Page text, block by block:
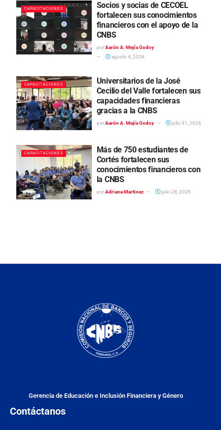
CAPACITACIONES
Socios y socias de CECOEL
fortalecen sus conocimientos
financieros con el apoyo de la
CNBS
por Aarón A. Mejía Godoy
agosto 4, 2026
CAPACITACIONES
Universitarios de la José
Cecilio del Valle fortalecen sus
capacidades financieras
gracias a la CNBS
por Aarón A. Mejía Godoy julio 31, 2026
CAPACITACIONES
Más de 750 estudiantes de
Cortés fortalecen sus
conocimientos financieros con
la CNBS
por Adriana Martinez julio 28, 2026
Gerencia de Educación e Inclusión Financiera y Género
Contáctanos